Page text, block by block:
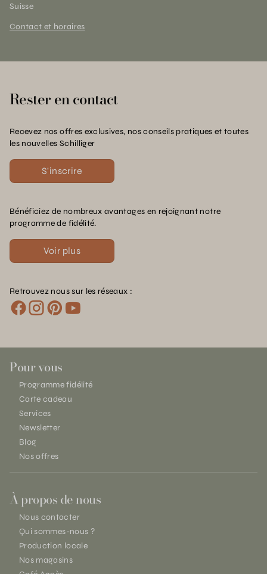
Suisse
Contact et horaires
Rester en contact
Recevez nos offres exclusives, nos conseils pratiques et toutes
les nouvelles Schilliger
S'inscrire
Bénéficiez de nombreux avantages en rejoignant notre
programme de fidélité.
Voir plus
Retrouvez nous sur les réseaux :
Pour vous
Programme fidélité
Carte cadeau
Services
Newsletter
Blog
Nos offres
À propos de nous
Nous contacter
Qui sommes-nous ?
Production locale
Nos magasins